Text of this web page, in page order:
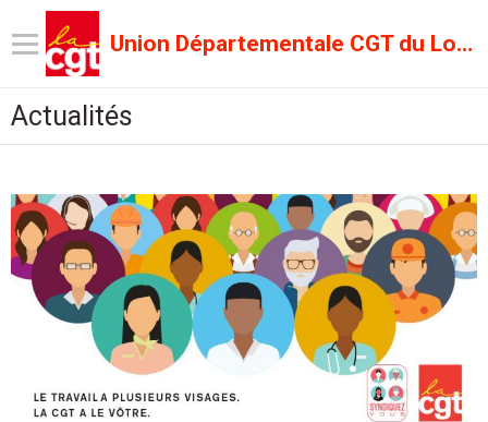
Union Départementale CGT du Lot et Garonne
Actualités